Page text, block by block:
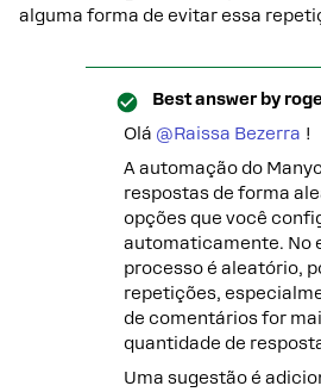
alguma forma de evitar essa
Best answer by
Olá ​ @Raissa Bezerra !
A automação do
respostas de forma
opções que você
automaticamente. No
processo é aleatório,
repetições,
de comentários for
quantidade de
Uma sugestão é